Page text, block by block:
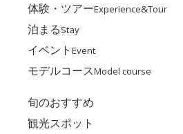
体験・ツアーExperience&Tour
泊まるStay
イベント Event
モデルコースModel course
旬のおすすめ
観光スポット